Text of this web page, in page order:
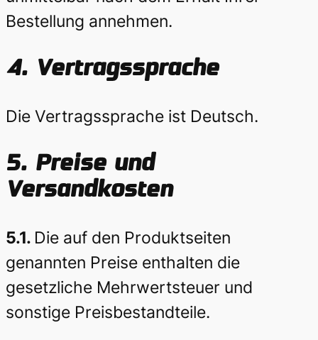
Bestellung annehmen.
4. Vertragssprache
Die Vertragssprache ist Deutsch.
5. Preise und
Versandkosten
5.1. Die auf den Produktseiten
genannten Preise enthalten die
gesetzliche Mehrwertsteuer und
sonstige Preisbestandteile.